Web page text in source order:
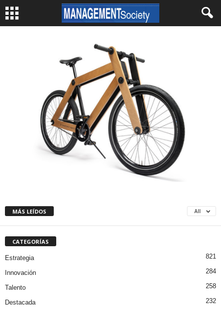
MÁS LEÍDOS All
CATEGORÍAS
Estrategia 821
Innovación 284
Talento 258
Destacada 232